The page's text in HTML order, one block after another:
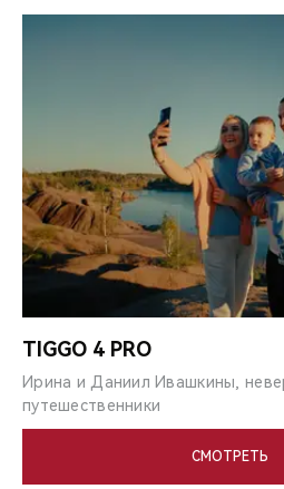
TIGGO 4 PRO
Ирина и Даниил Ивашкины,
путешественники
СМОТРЕТЬ